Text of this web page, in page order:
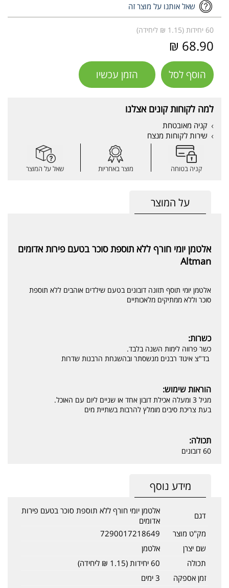
שאל אותנו על מוצר זה
60 יחידות (1.15 ₪ ליחידה)
68.90 ₪
הוסף לסל הזמן עכשיו
למה לקוחות קונים אצלנו
קניה מאובטחת
שירות לקוחות מנצח
קניה בטוחה מוצר באחריות שאל על המוצר
על המוצר
אלטמן יומי חורף ללא תוספת סוכר בטעם פירות אדומים
Altman
אלטמן יומי תוסף תזונה דובונים בטעם שילדים אוהבים ללא תוספת
סוכר וללא ממתיקים מלאכותיים
כשרות:
כשר פרווה לימות השנה בלבד.
בד"צ איגוד רבנים מנשסתר ובהשגחת הרבנות שדרות
הוראות שימוש:
מגיל 3 ומעלה אכילת דובון אחד או שניים ליום עם האוכל.
בעת צריכת סיבים מומלץ להרבות בשתיית מים
תכולה:
60 דובונים
מידע נוסף
דגם
אלטמן יומי חורף ללא תוספת סוכר בטעם פירות
אדומים
מק"ט מוצר
7290017218649
שם יצרן
אלטמן
תכולה
60 יחידות (1.15 ₪ ליחידה)
זמן אספקה
3 ימים